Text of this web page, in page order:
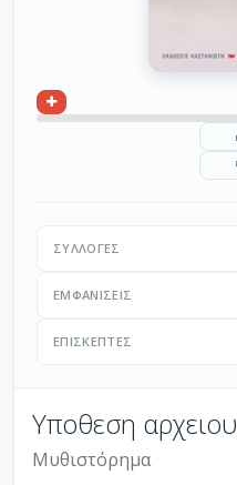
ΣΥΛΛΟΓΈΣ
ΕΜΦΑΝΊΣΕΙΣ
ΕΠΙΣΚΈΠΤΕΣ
Υποθεση αρχειου
Μυθιστόρημα